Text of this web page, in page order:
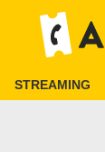
STREAMING